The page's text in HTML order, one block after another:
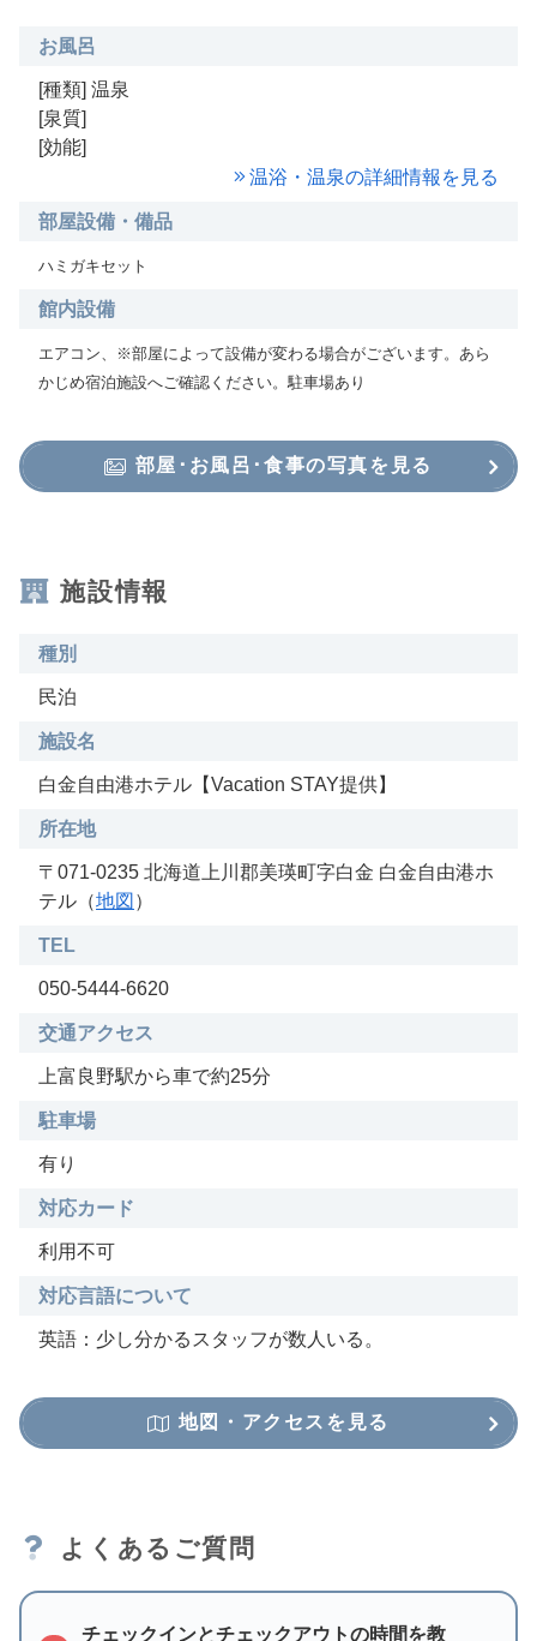
お風呂
[種類] 温泉
[泉質]
[効能]
温浴・温泉の詳細情報を見る
部屋設備・備品
ハミガキセット
館内設備
エアコン、※部屋によって設備が変わる場合がございます。あら
かじめ宿泊施設へご確認ください。駐車場あり
部屋･お風呂･食事の写真を見る
施設情報
種別
民泊
施設名
白金自由港ホテル【Vacation STAY提供】
所在地
〒071-0235 北海道上川郡美瑛町字白金 白金自由港ホ
テル（地図 ）
TEL
050-5444-6620
交通アクセス
上富良野駅から車で約25分
駐車場
有り
対応カード
利用不可
対応言語について
英語：少し分かるスタッフが数人いる。
地図・アクセスを見る
よくあるご質問
チェックインとチェックアウトの時間を教